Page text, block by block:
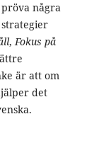
några
,Fokus på
är att om
det